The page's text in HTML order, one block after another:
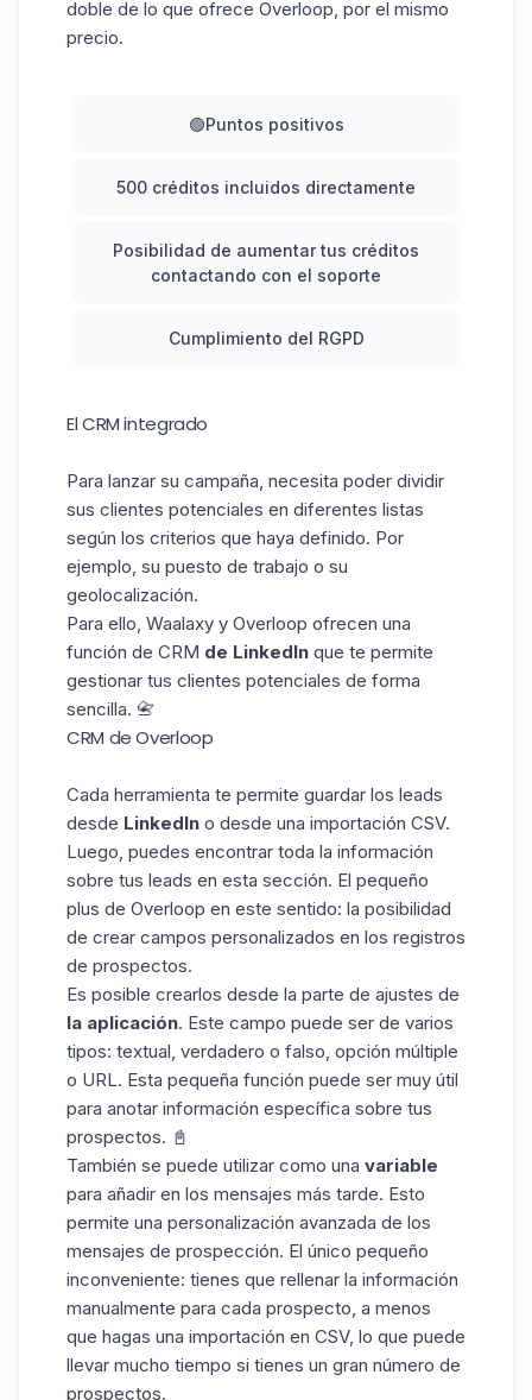
doble de lo que ofrece Overloop, por el mismo
precio.
🟢Puntos positivos
500 créditos incluidos directamente
Posibilidad de aumentar tus créditos
contactando con el soporte
Cumplimiento del RGPD
El CRM integrado
Para lanzar su campaña, necesita poder dividir
sus clientes potenciales en diferentes listas
según los criterios que haya definido. Por
ejemplo, su puesto de trabajo o su
geolocalización.
Para ello, Waalaxy y Overloop ofrecen una
función de CRM de LinkedIn que te permite
gestionar tus clientes potenciales de forma
sencilla. 📇
CRM de Overloop
Cada herramienta te permite guardar los leads
desde LinkedIn o desde una importación CSV.
Luego, puedes encontrar toda la información
sobre tus leads en esta sección. El pequeño
plus de Overloop en este sentido: la posibilidad
de crear campos personalizados en los registros
de prospectos.
Es posible crearlos desde la parte de ajustes de
la aplicación. Este campo puede ser de varios
tipos: textual, verdadero o falso, opción múltiple
o URL. Esta pequeña función puede ser muy útil
para anotar información específica sobre tus
prospectos. 📓
También se puede utilizar como una variable
para añadir en los mensajes más tarde. Esto
permite una personalización avanzada de los
mensajes de prospección. El único pequeño
inconveniente: tienes que rellenar la información
manualmente para cada prospecto, a menos
que hagas una importación en CSV, lo que puede
llevar mucho tiempo si tienes un gran número de
prospectos.